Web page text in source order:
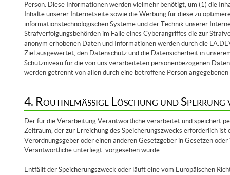
Person. Diese Informationen werden vielmehr benötigt, um (1) die
Inhalte unserer Internetseite sowie die Werbung für diese zu
informationstechnologischen Systeme und der Technik unserer
Strafverfolgungsbehörden im Falle eines Cyberangriffes die zur
anonym erhobenen Daten und Informationen werden durch die
Ziel ausgewertet, den Datenschutz und die Datensicherheit in
Schutzniveau für die von uns verarbeiteten personenbezogenen
werden getrennt von allen durch eine betroffene Person
4. Routinemäßige Löschung und Sperrung
Der für die Verarbeitung Verantwortliche verarbeitet und speichert
Zeitraum, der zur Erreichung des Speicherungszwecks erforderlich
Verordnungsgeber oder einen anderen Gesetzgeber in Gesetzen
Verantwortliche unterliegt, vorgesehen wurde.
Entfällt der Speicherungszweck oder läuft eine vom Europäischen